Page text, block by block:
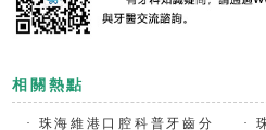
相關熱點
·
珠海維港口腔科普牙齒分
·